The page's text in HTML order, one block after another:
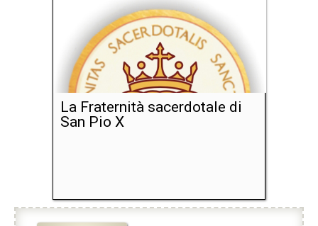
La Fraternità sacerdotale di
San Pio X